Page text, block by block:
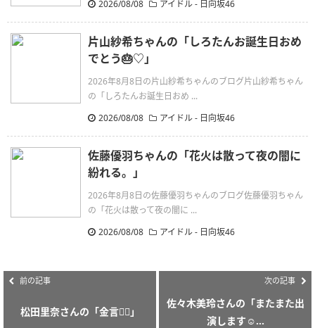
2026/08/08 アイドル - 日向坂46
片山紗希ちゃんの「しろたんお誕生日おめ
でとう🎂♡」
2026年8月8日の片山紗希ちゃんのブログ片山紗希ちゃん
の「しろたんお誕生日おめ ...
2026/08/08
アイドル - 日向坂46
佐藤優羽ちゃんの「花火は散って夜の闇に
紛れる。」
2026年8月8日の佐藤優羽ちゃんのブログ佐藤優羽ちゃん
の「花火は散って夜の闇に ...
2026/08/08
アイドル - 日向坂46
前の記事
松田里奈さんの「金言👂🏻」
次の記事
佐々木美玲さんの「またまた出
演します☺️...